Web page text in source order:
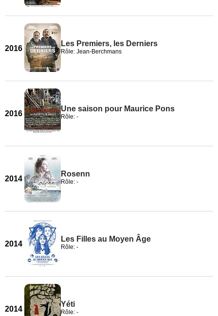
2016
Les Premiers, les Derniers
Rôle: Jean-Berchmans
2016
Une saison pour Maurice Pons
Rôle: -
2014
Rosenn
Rôle: -
2014
Les Filles au Moyen Âge
Rôle: -
2014
Yéti
Rôle: -